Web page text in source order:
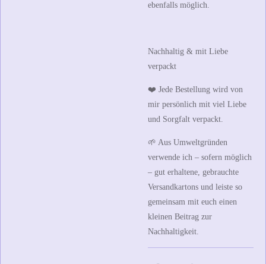
ebenfalls möglich.
Nachhaltig & mit Liebe
verpackt
❤️ Jede Bestellung wird von
mir persönlich mit viel Liebe
und Sorgfalt verpackt.
🌱 Aus Umweltgründen
verwende ich – sofern möglich
– gut erhaltene, gebrauchte
Versandkartons und leiste so
gemeinsam mit euch einen
kleinen Beitrag zur
Nachhaltigkeit.